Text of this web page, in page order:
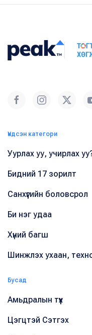
Үндсэн категори
Уурлах уу, учирлах
Бидний 17 зорилт
Санхүүгийн боловсрол
Би нэг удаа
Хүний багш
Шинжлэх ухаан,
Бусад
Амьдралын түүх
Цэгцтэй Сэтгэх